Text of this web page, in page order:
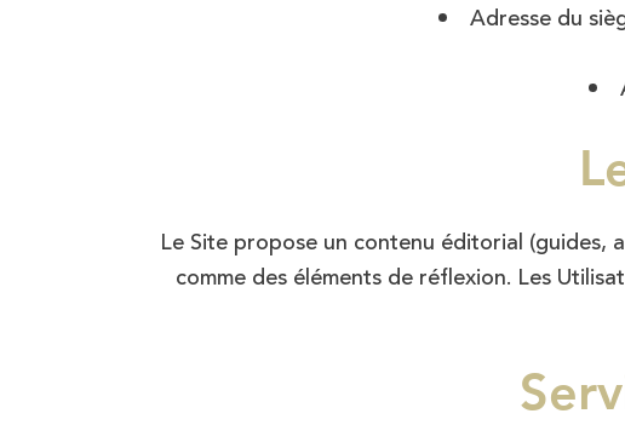
Adresse du
Le Site propose un contenu éditorial
comme des éléments de réflexion. Les